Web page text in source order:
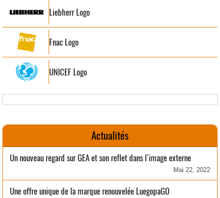
Liebherr Logo
Fnac Logo
UNICEF Logo
Actualités
Un nouveau regard sur GEA et son reflet dans l’image externe
Mai 22, 2022
Une offre unique de la marque renouvelée LuegopaGO